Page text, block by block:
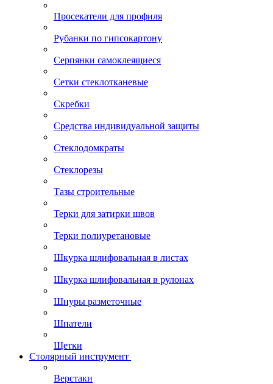
Просекатели для профиля
Рубанки по гипсокартону
Серпянки самоклеящиеся
Сетки стеклотканевые
Скребки
Средства индивидуальной защиты
Стеклодомкраты
Стеклорезы
Тазы строительные
Терки для затирки швов
Терки полиуретановые
Шкурка шлифовальная в листах
Шкурка шлифовальная в рулонах
Шнуры разметочные
Шпатели
Щетки
Столярный инструмент
Верстаки